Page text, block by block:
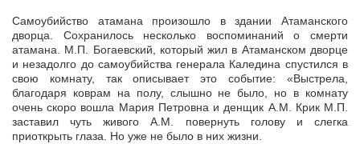
Самоубийство атамана произошло в здании Атаманского
дворца. Сохранилось несколько воспоминаний о смерти
атамана. М.П. Богаевский, который жил в Атаманском дворце
и незадолго до самоубийства генерала Каледина спустился в
свою комнату, так описывает это событие: «Выстрела,
благодаря коврам на полу, слышно не было, но в комнату
очень скоро вошла Мария Петровна и денщик А.М. Крик М.П.
заставил чуть живого А.М. повернуть голову и слегка
приоткрыть глаза. Но уже не было в них жизни.